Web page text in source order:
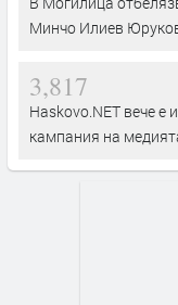
Минчо Илиев
3,817
Haskovo.NET вече е
кампания на